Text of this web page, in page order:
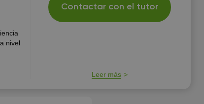
nivel
Contactar con el tutor
Leer más